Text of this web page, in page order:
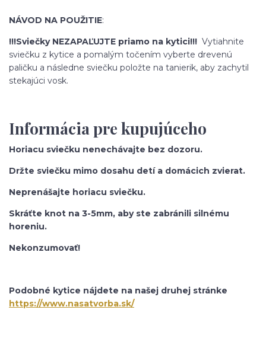
NÁVOD NA POUŽITIE:
!!!Sviečky NEZAPAĽUJTE priamo na kytici!!! Vytiahnite
sviečku z kytice a pomalým točením vyberte drevenú
paličku a následne sviečku položte na tanierik, aby zachytil
stekajúci vosk.
Informácia pre kupujúceho
Horiacu sviečku nenechávajte bez dozoru.
Držte sviečku mimo dosahu detí a domácich zvierat.
Neprenášajte horiacu sviečku.
Skráťte knot na 3-5mm, aby ste zabránili silnému
horeniu.
Nekonzumovať!
Podobné kytice nájdete na našej druhej stránke
https://www.nasatvorba.sk/